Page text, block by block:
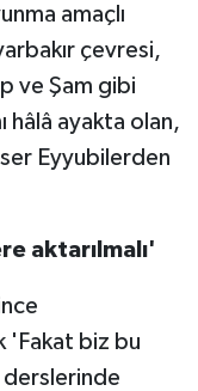
amaçlı
çevresi,
ve Şam gibi
hâlâ ayakta olan,
Eyyubilerden
aktarılmalı'
'Fakat biz bu
derslerinde